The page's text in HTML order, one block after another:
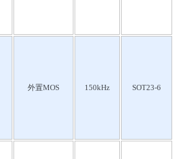
外置MOS 150kHz SOT23-6